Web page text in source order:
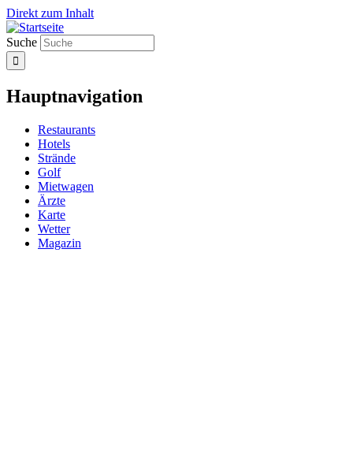
Direkt zum Inhalt
Suche
Hauptnavigation
Restaurants
Hotels
Strände
Golf
Mietwagen
Ärzte
Karte
Wetter
Magazin